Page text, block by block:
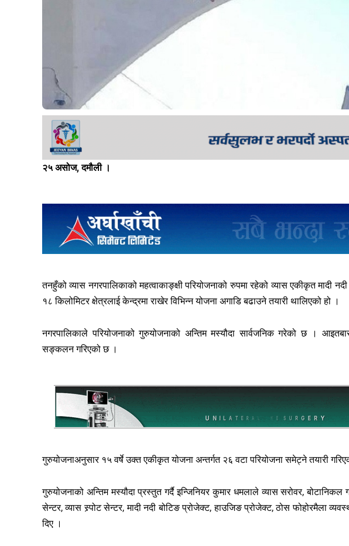
२५ असोज, दमौली ।
तनहुँको व्यास नगरपालिकाको महत्वाकाङ्क्षी परियोजनाको रुपमा रहेको व्यास एकीकृत मादी
१८ किलोमिटर क्षेत्रलाई केन्द्रमा राखेर विभिन्न योजना अगाडि बढाउने तयारी थालिएको हो ।
नगरपालिकाले परियोजनाको गुरुयोजनाको अन्तिम मस्यौदा सार्वजनिक गरेको छ ।
सङ्कलन गरिएको छ ।
गुरुयोजनाअनुसार १५ वर्षे उक्त एकीकृत योजना अन्तर्गत २६ वटा परियोजना समेट्ने तयारी
गुरुयोजनाको अन्तिम मस्यौदा प्रस्तुत गर्दै इन्जिनियर कुमार धमलाले व्यास सरोवर,
सेन्टर, व्यास स्र्पोट सेन्टर, मादी नदी बोटिङ प्रोजेक्ट, हाउजिङ प्रोजेक्ट, ठोस फोहोरमैला
दिए ।